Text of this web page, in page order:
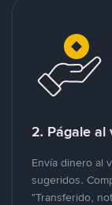
2. Págale al
Envía dinero al
sugeridos.
"Transferido,